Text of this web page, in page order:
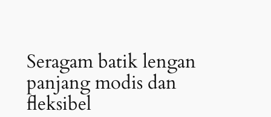
Seragam batik lengan
panjang modis dan
fleksibel